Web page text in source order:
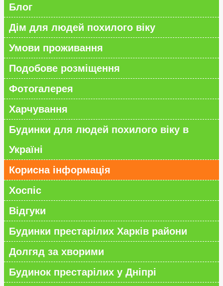
Блог
Дім для людей похилого віку
Умови проживання
Подобове розміщення
Фотогалерея
Харчування
Будинки для людей похилого віку в
Україні
Корисна інформація
Хоспіс
Відгуки
Будинки престарілих Харків райони
Долгяд за хворими
Будинок престарілих у Дніпрі